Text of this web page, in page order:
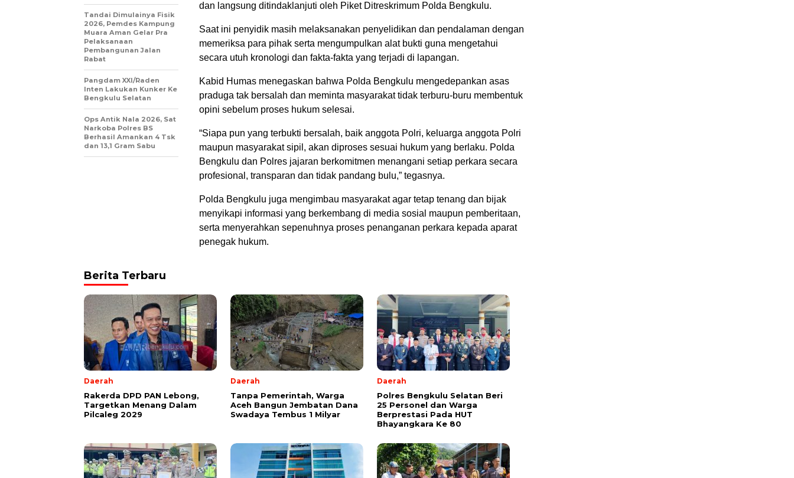
dan langsung ditindaklanjuti oleh Piket Ditreskrimum Polda Bengkulu.
Saat ini penyidik masih melaksanakan penyelidikan dan pendalaman dengan
memeriksa para pihak serta mengumpulkan alat bukti guna mengetahui
secara utuh kronologi dan fakta-fakta yang terjadi di lapangan.
Kabid Humas menegaskan bahwa Polda Bengkulu mengedepankan asas
praduga tak bersalah dan meminta masyarakat tidak terburu-buru membentuk
opini sebelum proses hukum selesai.
“Siapa pun yang terbukti bersalah, baik anggota Polri, keluarga anggota Polri
maupun masyarakat sipil, akan diproses sesuai hukum yang berlaku. Polda
Bengkulu dan Polres jajaran berkomitmen menangani setiap perkara secara
profesional, transparan dan tidak pandang bulu,” tegasnya.
Polda Bengkulu juga mengimbau masyarakat agar tetap tenang dan bijak
menyikapi informasi yang berkembang di media sosial maupun pemberitaan,
serta menyerahkan sepenuhnya proses penanganan perkara kepada aparat
penegak hukum.
Tandai Dimulainya Fisik
2026, Pemdes Kampung
Muara Aman Gelar Pra
Pelaksanaan
Pembangunan Jalan
Rabat
Pangdam XXI/Raden
Inten Lakukan Kunker Ke
Bengkulu Selatan
Ops Antik Nala 2026, Sat
Narkoba Polres BS
Berhasil Amankan 4 Tsk
dan 13,1 Gram Sabu
Berita Terbaru
Daerah
Rakerda DPD PAN Lebong,
Targetkan Menang Dalam
Pilcaleg 2029
Daerah
Tanpa Pemerintah, Warga
Aceh Bangun Jembatan Dana
Swadaya Tembus 1 Milyar
Daerah
Polres Bengkulu Selatan Beri
25 Personel dan Warga
Berprestasi Pada HUT
Bhayangkara Ke 80